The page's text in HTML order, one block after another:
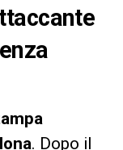
. Dopo il